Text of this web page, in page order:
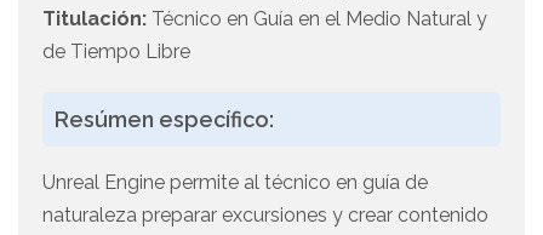
Titulación: Técnico en Guía en el Medio Natural y
de Tiempo Libre
Resúmen específico:
Unreal Engine permite al técnico en guía de
naturaleza preparar excursiones y crear contenido